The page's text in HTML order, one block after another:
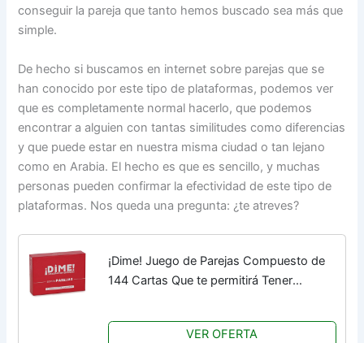
conseguir la pareja que tanto hemos buscado sea más que
simple.
De hecho si buscamos en internet sobre parejas que se
han conocido por este tipo de plataformas, podemos ver
que es completamente normal hacerlo, que podemos
encontrar a alguien con tantas similitudes como diferencias
y que puede estar en nuestra misma ciudad o tan lejano
como en Arabia. El hecho es que es sencillo, y muchas
personas pueden confirmar la efectividad de este tipo de
plataformas. Nos queda una pregunta: ¿te atreves?
¡Dime! Juego de Parejas Compuesto de
144 Cartas Que te permitirá Tener
desarrollar la complicidad con tu Pareja -
VER OFERTA